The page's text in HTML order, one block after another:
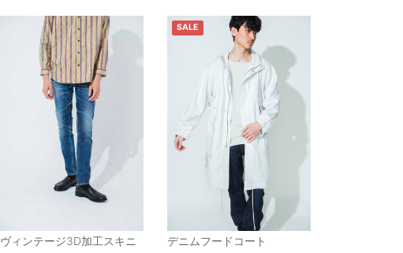
ヴィンテージ3D加工スキニ
SALE
デニムフードコート